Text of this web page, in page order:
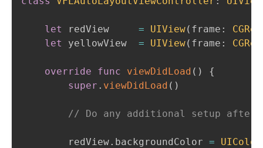
let redView = UIView( frame :
let
yellowView = UIView( frame :
override func viewDidLoad ( )
{
super . viewDidLoad ( )
// Do any additional setup after
        redView
. backgroundColor = UIColor